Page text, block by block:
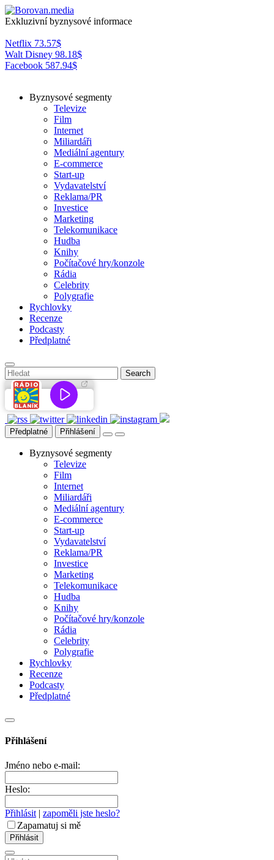
Exkluzivní byznysové informace
Netflix 73.57$
Walt Disney 98.18$
Facebook 587.94$
Byznysové segmenty
Televize
Film
Internet
Miliardáři
Mediální agentury
E-commerce
Start-up
Vydavatelství
Reklama/PR
Investice
Marketing
Telekomunikace
Hudba
Knihy
Počítačové hry/konzole
Rádia
Celebrity
Polygrafie
Rychlovky
Recenze
Podcasty
Předplatné
Předplatné Přihlášení
Byznysové segmenty
Televize
Film
Internet
Miliardáři
Mediální agentury
E-commerce
Start-up
Vydavatelství
Reklama/PR
Investice
Marketing
Telekomunikace
Hudba
Knihy
Počítačové hry/konzole
Rádia
Celebrity
Polygrafie
Rychlovky
Recenze
Podcasty
Předplatné
Přihlášení
Jméno nebo e-mail:
Heslo:
Přihlásit | zapoměli jste heslo?
Zapamatuj si mě